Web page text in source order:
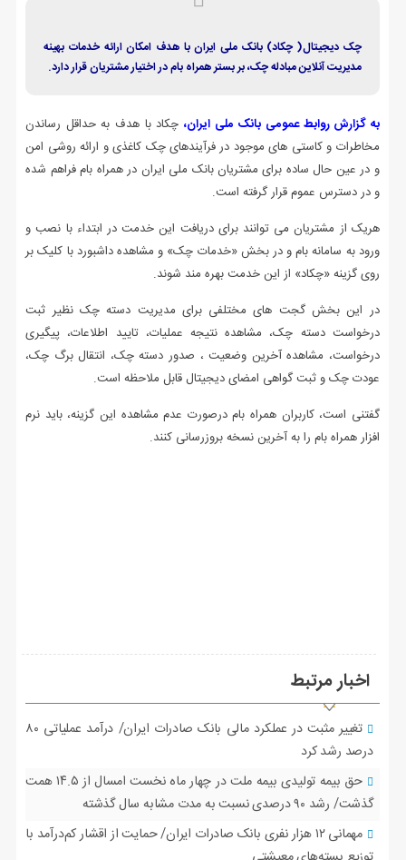
چک دیجیتال( چکاد) بانک ملی ایران با هدف امکان ارائه خدمات بهینه
مدیریت آنلاین مبادله چک، بر بستر همراه بام در اختیار مشتریان قرار دارد.
به گزارش روابط عمومی بانک ملی ایران، چکاد با هدف به حداقل رساندن
مخاطرات و کاستی های موجود در فرآیندهای چک کاغذی و ارائه روشی امن
و در عین حال ساده برای مشتریان بانک ملی ایران در همراه بام فراهم شده
و در دسترس عموم قرار گرفته است.
هریک از مشتریان می توانند برای دریافت این خدمت در ابتداء با نصب و
ورود به سامانه بام و در بخش «خدمات چک» و مشاهده داشبورد با کلیک بر
روی گزینه «چکاد» از این خدمت بهره مند شوند.
در این بخش گجت های مختلفی برای مدیریت دسته چک نظیر ثبت
درخواست دسته چک، مشاهده نتیجه عملیات، تایید اطلاعات، پیگیری
درخواست، مشاهده آخرین وضعیت ، صدور دسته چک، انتقال برگ چک،
عودت چک و ثبت گواهی امضای دیجیتال قابل ملاحظه است.
گفتنی است، کاربران همراه بام درصورت عدم مشاهده این گزینه‌، باید نرم
افزار همراه بام را به آخرین نسخه بروزرسانی کنند.
اخبار مرتبط
تغییر مثبت در عملکرد مالی بانک صادرات ایران/ درآمد عملیاتی ۸۰
درصد رشد کرد
حق بیمه تولیدی بیمه ملت در چهار ماه نخست امسال از ۱۴.۵ همت
گذشت/ رشد ۹۰ درصدی نسبت به مدت مشابه سال گذشته
مهمانی ۱۲ هزار نفری بانک صادرات ایران/ حمایت از اقشار کم‌درآمد با